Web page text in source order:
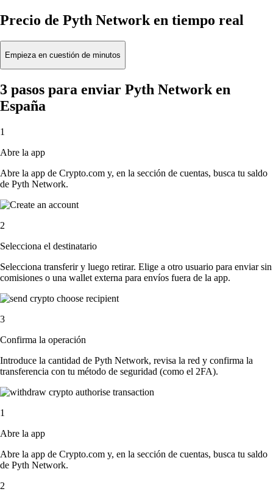
Precio de Pyth Network en tiempo real
Empieza en cuestión de minutos
3 pasos para enviar Pyth Network en
España
1
Abre la app
Abre la app de Crypto.com y, en la sección de cuentas, busca tu saldo
de Pyth Network.
2
Selecciona el destinatario
Selecciona transferir y luego retirar. Elige a otro usuario para enviar sin
comisiones o una wallet externa para envíos fuera de la app.
3
Confirma la operación
Introduce la cantidad de Pyth Network, revisa la red y confirma la
transferencia con tu método de seguridad (como el 2FA).
1
Abre la app
Abre la app de Crypto.com y, en la sección de cuentas, busca tu saldo
de Pyth Network.
2